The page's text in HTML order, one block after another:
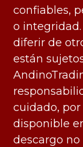
confiables,
o integridad.
diferir de
están
cuidado, por
disponible
descargo